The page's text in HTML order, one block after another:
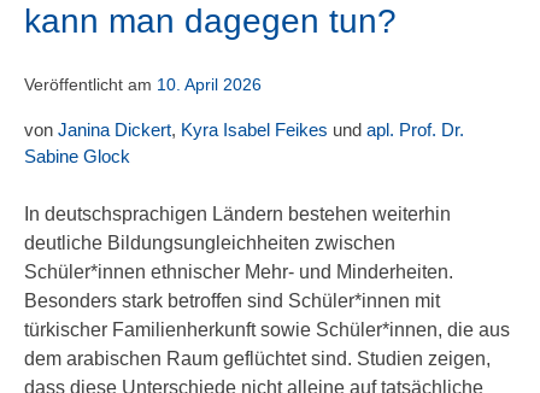
kann man dagegen tun?
Veröffentlicht am 10. April 2026
von Janina Dickert, Kyra Isabel Feikes und apl. Prof. Dr.
Sabine Glock
In deutschsprachigen Ländern bestehen weiterhin
deutliche Bildungsungleichheiten zwischen
Schüler*innen ethnischer Mehr- und Minderheiten.
Besonders stark betroffen sind Schüler*innen mit
türkischer Familienherkunft sowie Schüler*innen, die aus
dem arabischen Raum geflüchtet sind. Studien zeigen,
dass diese Unterschiede nicht alleine auf tatsächliche